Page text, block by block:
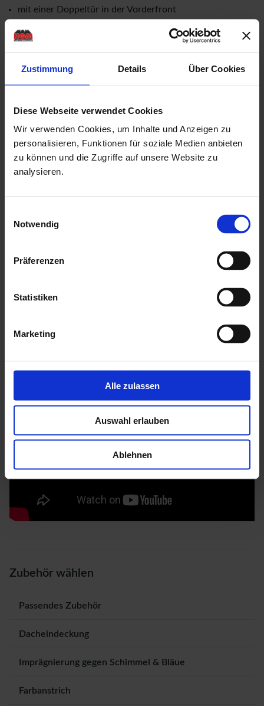
Zustimmung Details Über Cookies
Diese Webseite verwendet Cookies
Wir verwenden Cookies, um Inhalte und Anzeigen zu
personalisieren, Funktionen für soziale Medien anbieten
zu können und die Zugriffe auf unsere Website zu
analysieren.
Notwendig
Präferenzen
Statistiken
Marketing
Alle zulassen
Auswahl erlauben
Ablehnen
mit einer Doppeltür in der Vorderfront
Rahmenaußenmaße der Doppeltür: Breite: 1,73 mtr. x
Doppeltür mit einer
niedrigen Metallschwelle(keine
Stolperfalle!)
18,5 mm Nut & Feder Holz für Dachbereich
18,5 mm Nut & Feder Holz für Fussbodenbereich
imprägnierte Unterkonstruktion in 38 mm x 58 mm
mit einer ausführlichen, deutschen Montageanleitung
Herstellung "Made in Germany"
Zubehör wählen
Passendes Zubehör
Dacheindeckung
Imprägnierung gegen Schimmel & Bläue
Farbanstrich